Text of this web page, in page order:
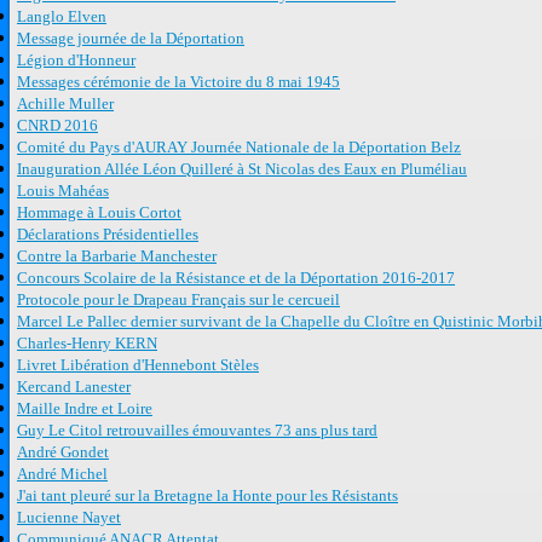
Langlo Elven
Message journée de la Déportation
Légion d'Honneur
Messages cérémonie de la Victoire du 8 mai 1945
Achille Muller
CNRD 2016
Comité du Pays d'AURAY Journée Nationale de la Déportation Belz
Inauguration Allée Léon Quilleré à St Nicolas des Eaux en Pluméliau
Louis Mahéas
Hommage à Louis Cortot
Déclarations Présidentielles
Contre la Barbarie Manchester
Concours Scolaire de la Résistance et de la Déportation 2016-2017
Protocole pour le Drapeau Français sur le cercueil
Marcel Le Pallec dernier survivant de la Chapelle du Cloître en Quistinic
Charles-Henry KERN
Livret Libération d'Hennebont Stèles
Kercand Lanester
Maille Indre et Loire
Guy Le Citol retrouvailles émouvantes 73 ans plus tard
André Gondet
André Michel
J'ai tant pleuré sur la Bretagne la Honte pour les Résistants
Lucienne Nayet